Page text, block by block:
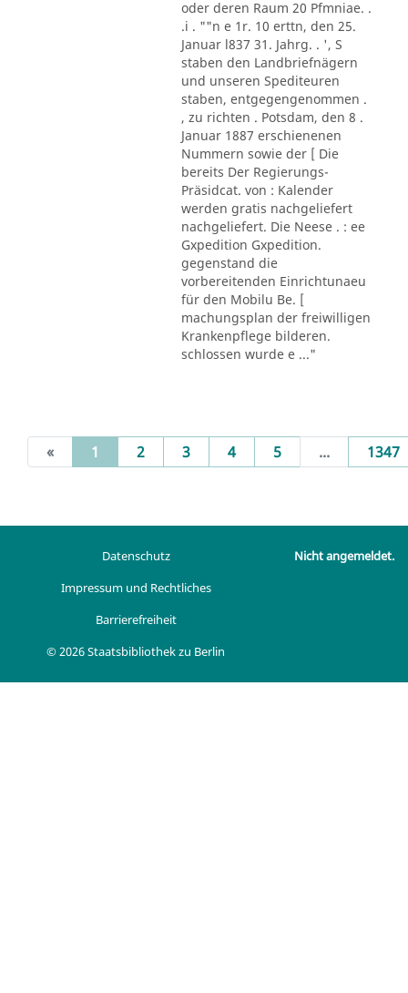
oder deren Raum 20 Pfmniae. .
.i . ""n e 1r. 10 erttn, den 25.
Januar l837 31. Jahrg. . ', S
staben den Landbriefnägern
und unseren Spediteuren
staben, entgegengenommen .
, zu richten . Potsdam, den 8 .
Januar 1887 erschienenen
Nummern sowie der [ Die
bereits Der Regierungs-
Präsidcat. von : Kalender
werden gratis nachgeliefert
nachgeliefert. Die Neese . : ee
Gxpedition Gxpedition.
gegenstand die
vorbereitenden Einrichtunaeu
für den Mobilu Be. [
machungsplan der freiwilligen
Krankenpflege bilderen.
schlossen wurde e ..."
« 1 (current)
2 3 4 5 ... 1347
Datenschutz
Impressum und Rechtliches
Barrierefreiheit
© 2026 Staatsbibliothek zu Berlin
Nicht angemeldet.